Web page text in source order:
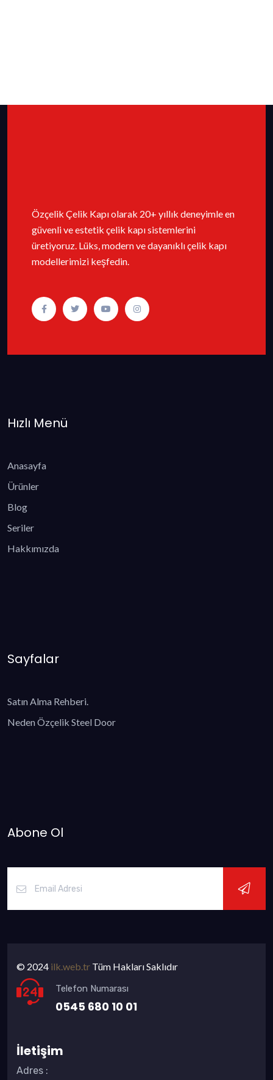
Özçelik Çelik Kapı olarak 20+ yıllık deneyimle en
güvenli ve estetik çelik kapı sistemlerini
üretiyoruz. Lüks, modern ve dayanıklı çelik kapı
modellerimizi keşfedin.
Hızlı Menü
Anasayfa
Ürünler
Blog
Seriler
Hakkımızda
Sayfalar
Satın Alma Rehberi.
Neden Özçelik Steel Door
Abone Ol
© 2024 ilk.web.tr Tüm Hakları Saklıdır
Telefon Numarası
0545 680 10 01
İletişim
Adres :